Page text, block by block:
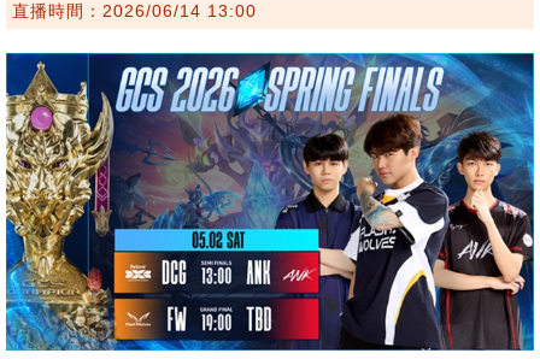
直播時間：2026/06/14 13:00